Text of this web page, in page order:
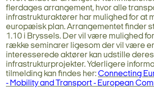
flerdages arrangement, hvor alle
infrastrukturaktører har mulighed for at
europæisk plan. Arrangementet finder
1.10 i Bryssels. Der vil være mulighed
række seminarer ligesom der vil være
interesserede aktører kan udstille
infrastrukturprojekter. Yderligere
tilmelding kan findes her:Connecting
- Mobility and Transport - European